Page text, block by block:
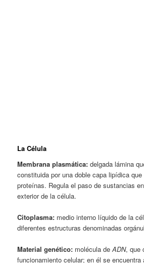
La Célula
Membrana plasmática: delgada lámina
constituida por una doble capa lipídica
proteínas. Regula el paso de sustancias
exterior de la célula.
Citoplasma: medio interno líquido de la
diferentes estructuras denominadas
Material genético: molécula deADN, que
funcionamiento celular; en él se encuentra